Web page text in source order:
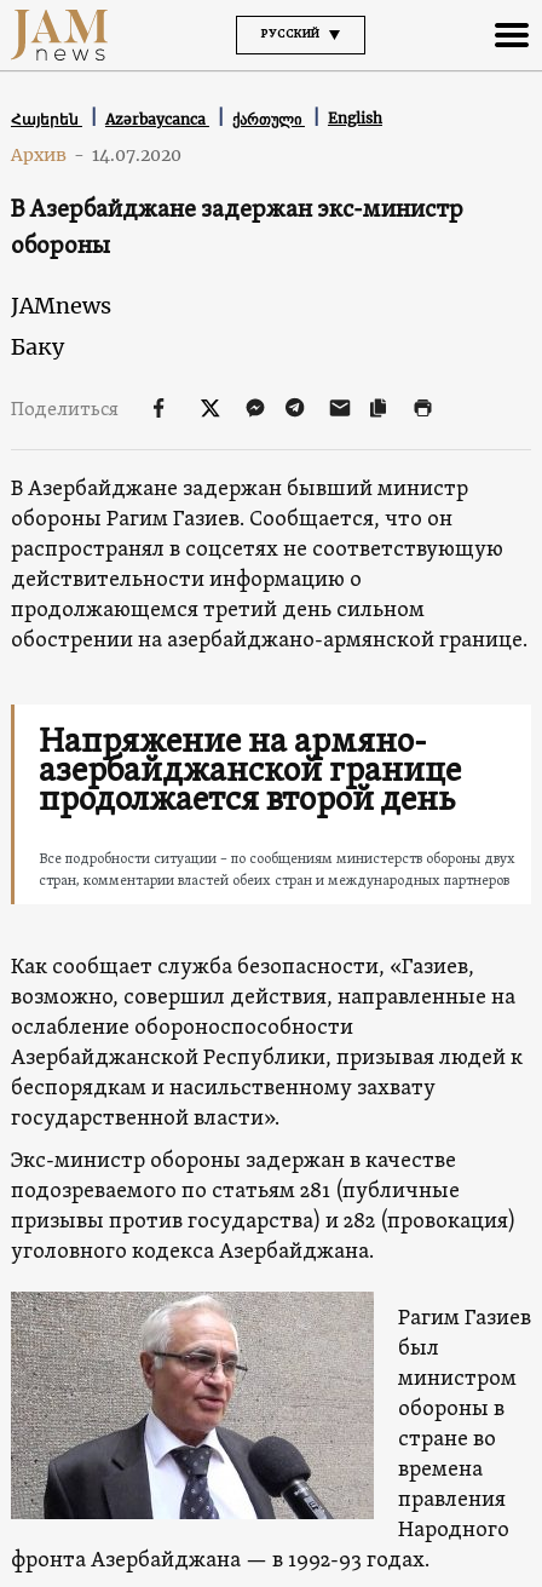
РУССКИЙ
Հայերեն Azərbaycanca ქართული English
Архив - 14.07.2020
В Азербайджане задержан экс-министр
обороны
JAMnews
Баку
Поделиться
В Азербайджане задержан бывший министр
обороны Рагим Газиев. Сообщается, что он
распространял в соцсетях не соответствующую
действительности информацию о
продолжающемся третий день сильном
обострении на азербайджано-армянской границе.
Напряжение на армяно-
азербайджанской границе
продолжается второй день
Все подробности ситуации – по сообщениям министерств обороны двух
стран, комментарии властей обеих стран и международных партнеров
Как сообщает служба безопасности, «Газиев,
возможно, совершил действия, направленные на
ослабление обороноспособности
Азербайджанской Республики, призывая людей к
беспорядкам и насильственному захвату
государственной власти».
Экс-министр обороны задержан в качестве
подозреваемого по статьям 281 (публичные
призывы против государства) и 282 (провокация)
уголовного кодекса Азербайджана.
Рагим Газиев
был
министром
обороны в
стране во
времена
правления
Народного
фронта Азербайджана — в 1992-93 годах.